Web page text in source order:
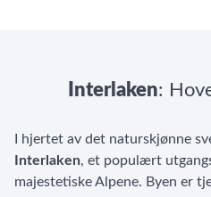
Interlaken:
I hjertet av det naturskjønne
Interlaken, et populært
majestetiske Alpene. Byen er